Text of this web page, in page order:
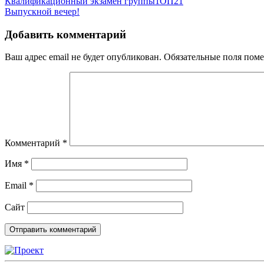
по
записям
Выпускной вечер!
Добавить комментарий
Ваш адрес email не будет опубликован. Обязательные поля
Комментарий *
Имя *
Email *
Сайт